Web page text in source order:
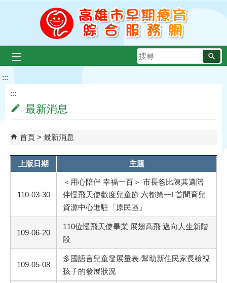
跳到主要內容區塊
搜
尋
:::
:::
最新消息
首頁 最新消息
上版日期 主題
110-03-30
＜用心陪伴 幸福一百＞ 市長爸比陳其邁陪
伴慢飛天使歡度兒童節 六都第一! 首間育兒
資源中心進駐「原民區」
109-06-20
110位慢飛天使畢業 展翅高飛 邁向人生新階
段
109-05-08
多國語言兒童發展量表-幫助新住民家長檢視
孩子的發展狀況